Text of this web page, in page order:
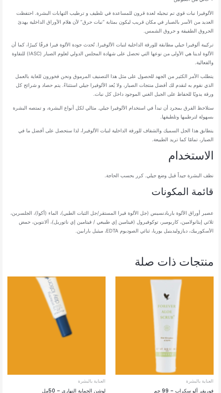
الألوفيرا نبات قوي تم تبجيله لعدة قرون للمساعدة في تلطيف و ترطيب التهابات البشرة. احتفظت
العديد من الأسر بالصبار في مكان قريب ليكون بمثابة “نبات حرق” لأن هلام الأوراق الداخلية يهدئ
الحروق الطفيفة و حروق الشمس.
تركيبة ألوفيرا جيلي مطابقة للورقة الداخلية لنبات الألوفيرا. تُحدث جودة الألوة فيرا فرقًا كبيرًا، كما أن
الألوة لدينا هي الأولى من نوعها التي تحصل على شهادة المجلس الدولي لعلوم الصبار (IASC) للنقاوة
والفعالية.
يتطلب الأمر الكثير من الجهد للحصول على مثل هذا التصنيف المرموق ونحن فخورون للغاية بالعمل
الذي نقوم به لنقدم لك أفضل منتجات الصبار، ولا يُعد الألوفيرا جيلي استثناءً. يتم حصاد و شرائح كل
ورقة يدويًا للحفاظ على الجيل الغني الموجود داخل كل نبات.
ستلاحظ الفرق بمجرد أن تبدأ في استخدام الألوفيرا جيلي. مثالي لكل أنواع البشرة، و تمتصه البشرة
بسهولة لترطيبها وتلطيفها.
يتطابق هذا الجل السميك والشفاف للورقة الداخلية لنبات الألوفيرا، لذا ستحصل على أفضل ما في
الصبار، تمامًا كما تريد الطبيعة.
الاستخدام
نظف البشرة جيداً قبل وضع جيلي. كرر بحسب الحاجة.
قائمة المكونات
عصير أوراق الألوة باربادنسيس (جل الألوة فيرا المستقر/جل الثبات الطبي)، الماء (أكوا)، الجلسرين،
ثلاثي إيثانولامين، كاربومير، توكوفيرول (فيتامين إي طبيعي / فيتامين إي ناتوريل)، ألانتوين، حمض
الأسكوربيك، ديازوليدينيل يوريا، ثنائي الصوديوم EDTA، ميثيل بارابين.
منتجات ذات صلة
العناية بالبشرة
فوريفر ألو سكراب – 99 جم
العناية بالبشرة
لوشن الحماية النهاري – 50مل